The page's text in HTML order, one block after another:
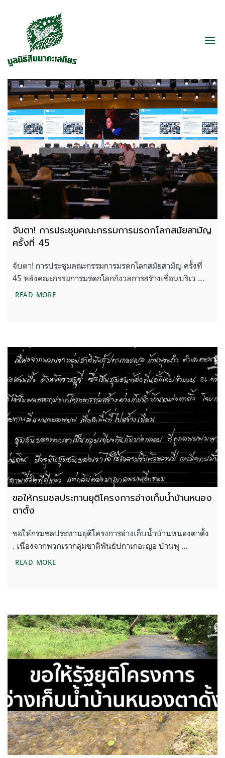
จับตา! การประชุมคณะกรรมการมรดกโลกสมัยสามัญ
ครั้งที่ 45
จับตา! การประชุมคณะกรรมการมรดกโลกสมัยสามัญ ครั้งที่
45 หลังคณะกรรมการมรดกโลกกังวลการสร้างเขื่อนบริเว …
READ MOREจับตา! การประชุมคณะกรรมการมรดกโลกสมัยสามัญ
ขอให้กรมชลประทานยุติโครงการอ่างเก็บน้ำบ้านหนอง
ตาตั้ง
ขอให้กรมชลประทานยุติโครงการอ่างเก็บน้ำบ้านหนองตาตั้ง
. เนื่องจากพวกเรากลุ่มชาติพันธ์ปกาเกอะญอ บ้านพุ …
READ MOREขอให้กรมชลประทานยุติโครงการอ่างเก็บน้ำบ้านหนอง